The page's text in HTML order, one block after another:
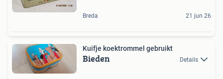
Breda 21 jun 26
Kuifje koektrommel gebruikt
Bieden Details